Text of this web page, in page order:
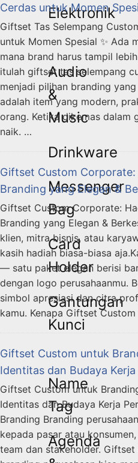
Elektronik
Audio
&
Music
Drinkware
Messenger
Bag
Card
Holder
Gantungan
Kunci
Name
Tag
Agenda
Cerdas untuk Momen
Giftset Tas Selempang
untuk Momen Spesial ✨ Ada
mana brand harus tampil
itulah giftset tas selempang
menjadi pilihan branding
adalah item yang modern,
orang. Ketika dikemas dalam
naik. …
Giftset Custom
Branding yang Elegan &
Giftset Custom Corporate:
Branding yang Elegan &
klien, mitra bisnis, atau
kasih hadiah biasa-biasa
— satu paket elegan berisi
dengan logo perusahaanmu.
simbol apresiasi dan citra
kamu. Kenapa Giftset
Giftset Custom untuk
Identitas dan Budaya Kerja
Giftset Custom untuk
Identitas dan Budaya Kerja
Branding Branding
kepada pasar atau
team dan stakeholder.